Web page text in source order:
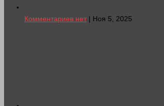
Комментариев нет| Ноя 5, 2025